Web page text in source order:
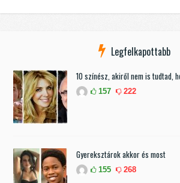
Legfelkapottabb
10 színész, akiről nem is tudtad,
157 222
Gyereksztárok akkor és most
155 268